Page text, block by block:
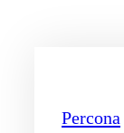
Percona